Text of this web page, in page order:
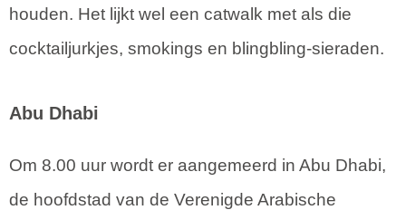
houden. Het lijkt wel een catwalk met als die
cocktailjurkjes, smokings en blingbling-sieraden.
Abu Dhabi
Om 8.00 uur wordt er aangemeerd in Abu Dhabi,
de hoofdstad van de Verenigde Arabische